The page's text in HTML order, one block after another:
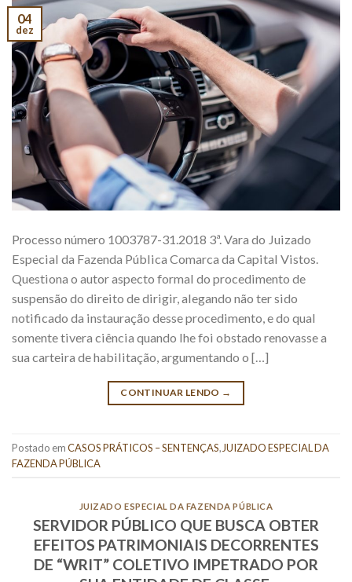
04
dez
Processo número 1003787-31.2018 3ª. Vara do Juizado
Especial da Fazenda Pública Comarca da Capital Vistos.
Questiona o autor aspecto formal do procedimento de
suspensão do direito de dirigir, alegando não ter sido
notificado da instauração desse procedimento, e do qual
somente tivera ciência quando lhe foi obstado renovasse a
sua carteira de habilitação, argumentando o […]
CONTINUAR LENDO →
Postado emCASOS PRÁTICOS – SENTENÇAS, JUIZADO ESPECIAL DA
FAZENDA PÚBLICA
JUIZADO ESPECIAL DA FAZENDA PÚBLICA
SERVIDOR PÚBLICO QUE BUSCA OBTER
EFEITOS PATRIMONIAIS DECORRENTES
DE “WRIT” COLETIVO IMPETRADO POR